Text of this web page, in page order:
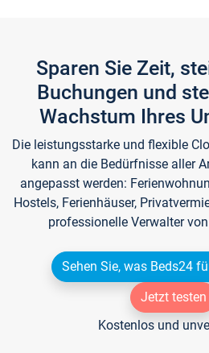
Sparen Sie Zeit,
Buchungen und
Wachstum Ihres
Die leistungsstarke und flexible
kann an die Bedürfnisse aller
angepasst werden:
Hostels, Ferienhäuser,
professionelle Verwalter
Sehen Sie, was Beds24
Jetzt testen
Kostenlos und